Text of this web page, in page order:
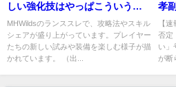
しい強化技はやっぱこういうの
ｗ
MHWildsのランススレで、攻略法やスキル
シェアが盛り上がっています。プレイヤー
たちの新しい試みや装備を楽しむ様子が描
かれています。 （出...
孝
見
【
否定
い」
が断